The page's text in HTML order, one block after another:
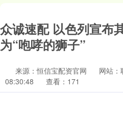
众诚速配 以色列宣布
为“咆哮的狮子”
来源：恒信宝配资官网 网站：
08:30:48
查看：171